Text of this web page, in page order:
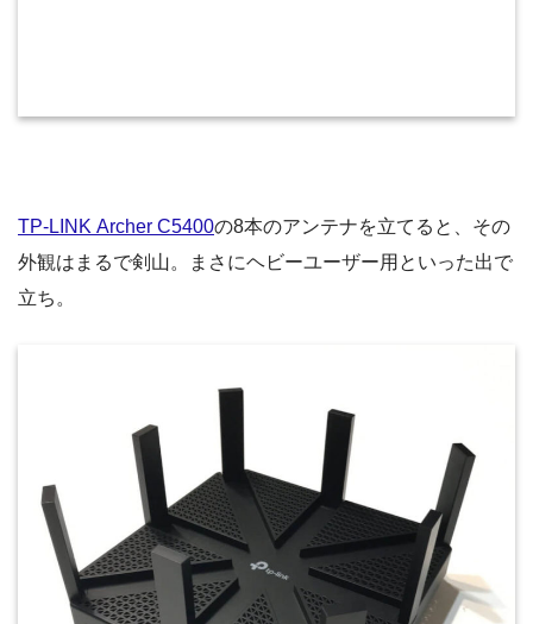
TP-LINK Archer C5400の8本のアンテナを立てると、その
外観はまるで剣山。まさにヘビーユーザー用といった出で
立ち。